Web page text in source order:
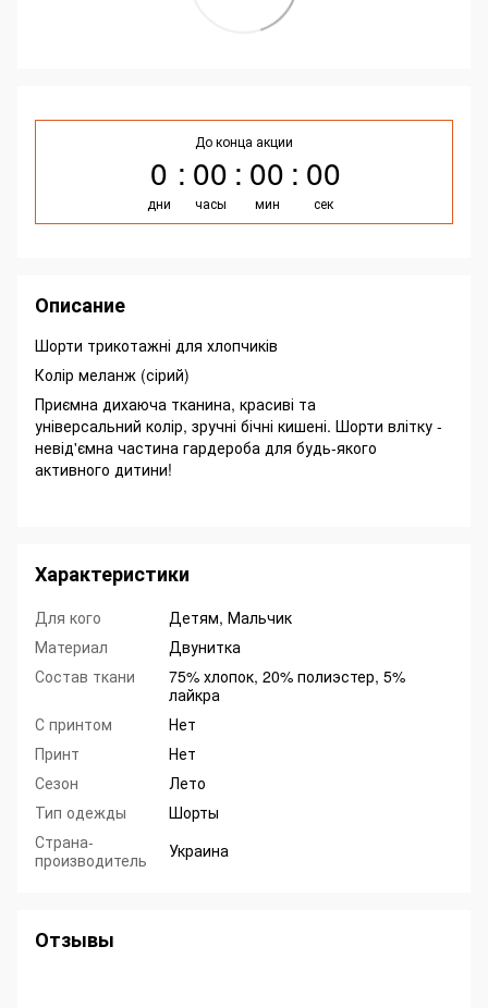
До конца акции
0
дни
00
часы
00
мин
00
сек
Описание
Шорти трикотажні для хлопчиків
Колір меланж (сірий)
Приємна дихаюча тканина, красиві та
універсальний колір, зручні бічні кишені. Шорти влітку -
невід'ємна частина гардероба для будь-якого
активного дитини!
Характеристики
Для кого
Детям, Мальчик
Материал
Двунитка
Состав ткани
75% хлопок, 20% полиэстер, 5%
лайкра
С принтом
Нет
Принт
Нет
Сезон
Лето
Тип одежды
Шорты
Страна-
производитель
Украина
Отзывы